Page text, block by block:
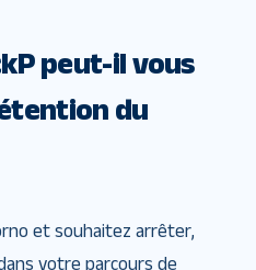
peut-il vous
du
et souhaitez arrêter,
votre parcours de